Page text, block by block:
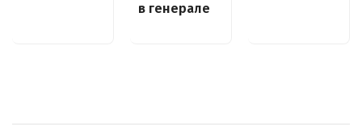
в генерале